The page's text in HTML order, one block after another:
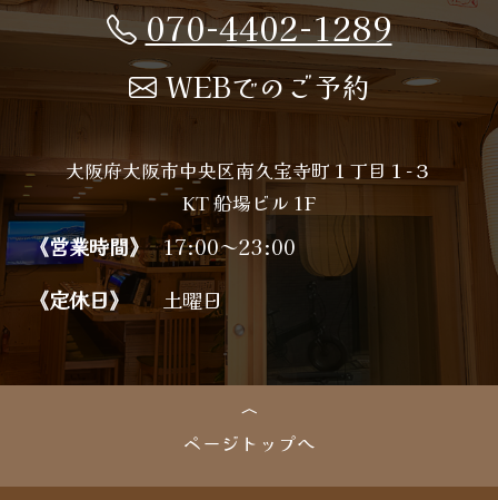
070-4402-1289
WEBでのご予約
大阪府大阪市中央区南久宝寺町１丁目１−３
KT 船場ビル 1F
《営業時間》 17:00～23:00
《定休日》 土曜日
ページトップへ